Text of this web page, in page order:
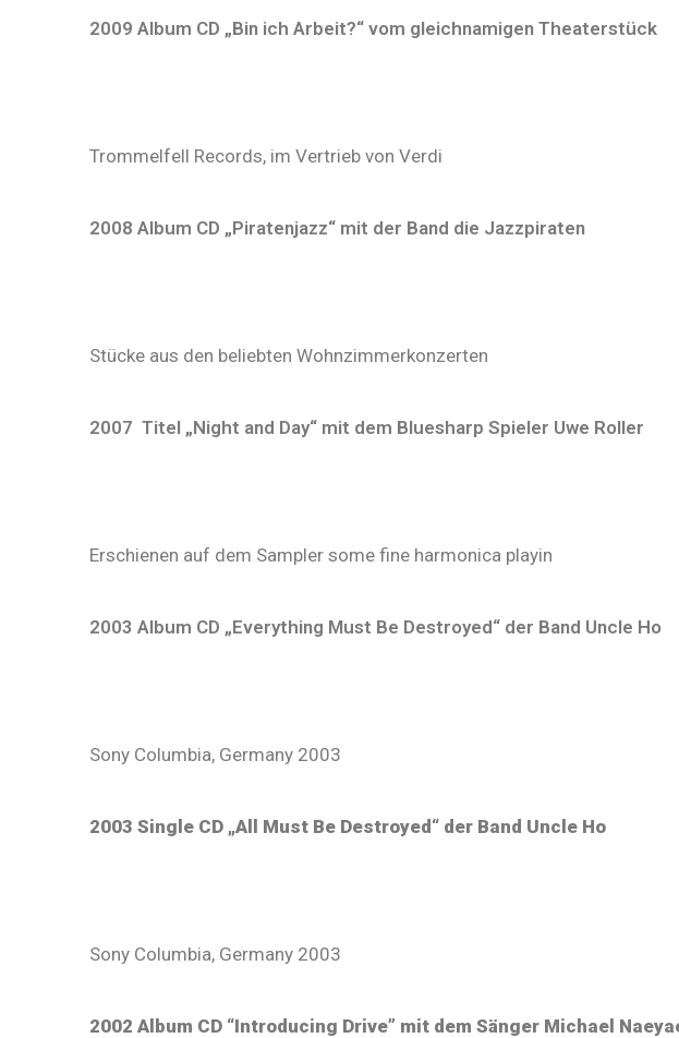
2009 Album CD „Bin ich Arbeit?“ vom gleichnamigen Theaterstück
Trommelfell Records, im Vertrieb von Verdi
2008 Album CD „Piratenjazz“ mit der Band die Jazzpiraten
Stücke aus den beliebten Wohnzimmerkonzerten
2007 Titel „Night and Day“ mit dem Bluesharp Spieler Uwe Roller
Erschienen auf dem Sampler some fine harmonica playin
2003 Album CD „Everything Must Be Destroyed“ der Band Uncle Ho
Sony Columbia, Germany 2003
2003 Single CD „All Must Be Destroyed“ der Band Uncle Ho
Sony Columbia, Germany 2003
2002 Album CD “Introducing Drive” mit dem Sänger Michael